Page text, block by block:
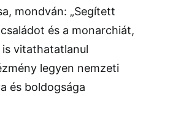
mondván: „Segített
és a monarchiát,
vitathatatlanul
legyen nemzeti
és boldogsága